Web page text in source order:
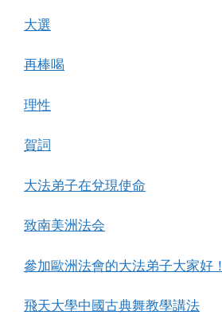
大選
再棒喝
理性
賀詞
大法弟子在兌現使命
致南美洲法会
參加歐洲法會的大法弟子大家好！
飛天大學中國古典舞教學講法